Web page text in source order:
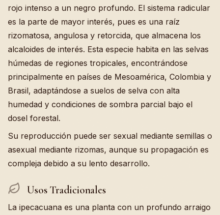
rojo intenso a un negro profundo. El sistema radicular
es la parte de mayor interés, pues es una raíz
rizomatosa, angulosa y retorcida, que almacena los
alcaloides de interés. Esta especie habita en las selvas
húmedas de regiones tropicales, encontrándose
principalmente en países de Mesoamérica, Colombia y
Brasil, adaptándose a suelos de selva con alta
humedad y condiciones de sombra parcial bajo el
dosel forestal.
Su reproducción puede ser sexual mediante semillas o
asexual mediante rizomas, aunque su propagación es
compleja debido a su lento desarrollo.
Usos Tradicionales
La ipecacuana es una planta con un profundo arraigo